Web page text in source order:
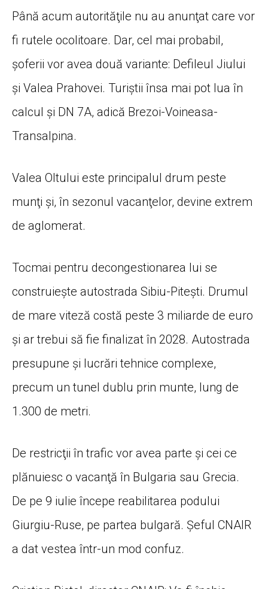
Până acum autorităţile nu au anunţat care vor
fi rutele ocolitoare. Dar, cel mai probabil,
şoferii vor avea două variante: Defileul Jiului
şi Valea Prahovei. Turiştii însa mai pot lua în
calcul şi DN 7A, adică Brezoi-Voineasa-
Transalpina.
Valea Oltului este principalul drum peste
munţi şi, în sezonul vacanţelor, devine extrem
de aglomerat.
Tocmai pentru decongestionarea lui se
construieşte autostrada Sibiu-Piteşti. Drumul
de mare viteză costă peste 3 miliarde de euro
şi ar trebui să fie finalizat în 2028. Autostrada
presupune şi lucrări tehnice complexe,
precum un tunel dublu prin munte, lung de
1.300 de metri.
De restricţii în trafic vor avea parte şi cei ce
plănuiesc o vacanţă în Bulgaria sau Grecia.
De pe 9 iulie începe reabilitarea podului
Giurgiu-Ruse, pe partea bulgară. Şeful CNAIR
a dat vestea într-un mod confuz.